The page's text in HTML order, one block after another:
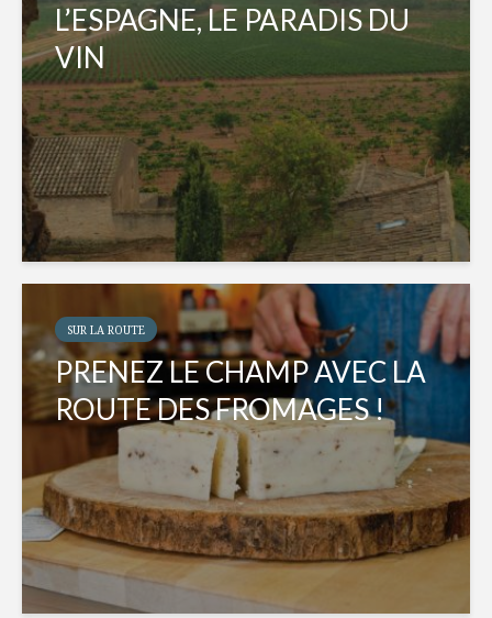
L’ESPAGNE, LE PARADIS DU
VIN
SUR LA ROUTE
PRENEZ LE CHAMP AVEC LA
ROUTE DES FROMAGES !